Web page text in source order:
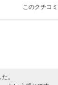
このクチコ
。